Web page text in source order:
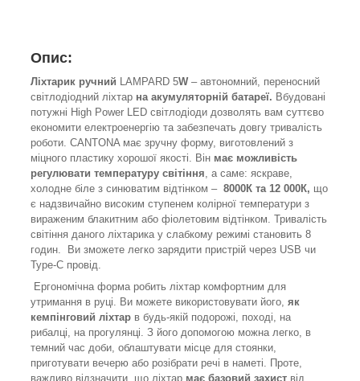
Опис:
Ліхтарик ручний LAMPARD 5W – автономний, переносний
світлодіодний ліхтар на акумуляторній батареї. Вбудовані
потужні High Power LED світлодіоди дозволять вам суттєво
економити електроенергію та забезпечать довгу тривалість
роботи. CANTONA має зручну форму, виготовлений з
міцного пластику хорошої якості. Він має можливість
регулювати температуру світіння , а саме: яскраве,
холодне біле з синюватим відтінком – 8000К та 12 000К, що
є надзвичайно високим ступенем колірної температури з
вираженим блакитним або фіолетовим відтінком. Тривалість
світіння даного ліхтарика у слабкому режимі становить 8
годин. Ви зможете легко зарядити пристрій через USB чи
Type-C провід.
Ергономічна форма робить ліхтар комфортним для
утримання в руці. Ви можете використовувати його, як
кемпінговий ліхтар в будь-якій подорожі, поході, на
рибалці, на прогулянці. З його допомогою можна легко, в
темний час доби, облаштувати місце для стоянки,
приготувати вечерю або розібрати речі в наметі. Проте,
важливо відзначити, що ліхтар має базовий захист від